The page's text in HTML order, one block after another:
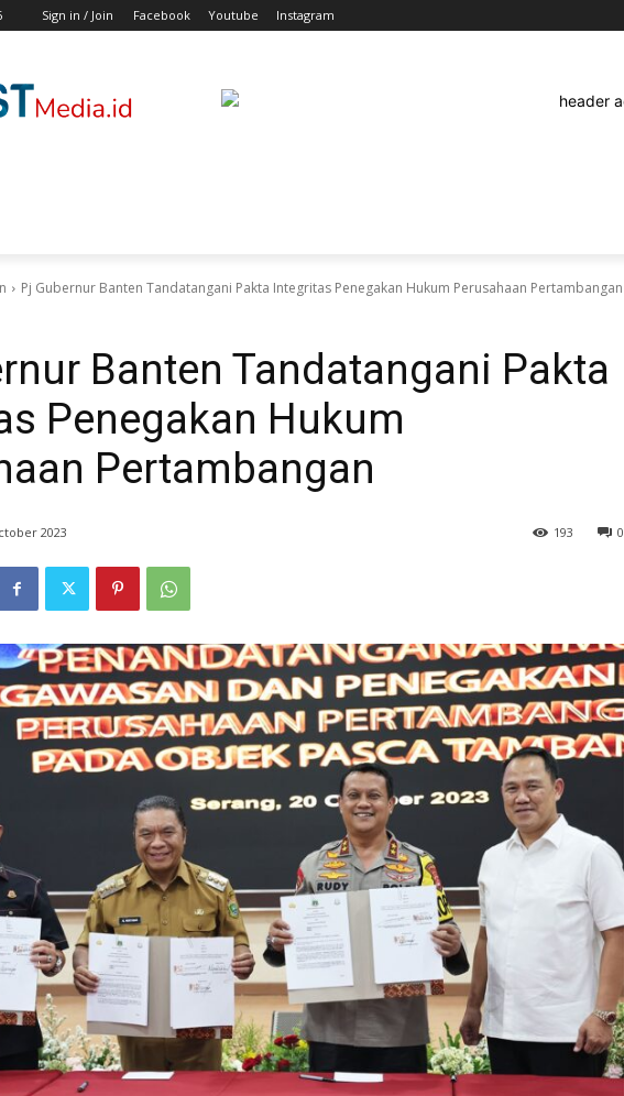
Sign in / Join Facebook Youtube Instagram
Pj Gubernur Banten Tandatangani Pakta Integritas Penegakan Hukum Perusahaan Pertambangan
Banten Tandatangani Pakta
Penegakan Hukum
Pertambangan
2023 0
193